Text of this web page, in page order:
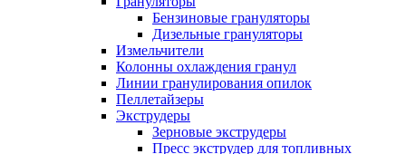
Бензиновые грануляторы
Дизельные грануляторы
Измельчители
Колонны охлаждения гранул
Линии гранулирования опилок
Пеллетайзеры
Экструдеры
Зерновые экструдеры
Пресс экструдер для топливных